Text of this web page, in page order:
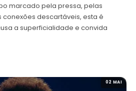
marcado pela pressa, pelas
descartáveis, esta é
a superficialidade e convida
02 MAI